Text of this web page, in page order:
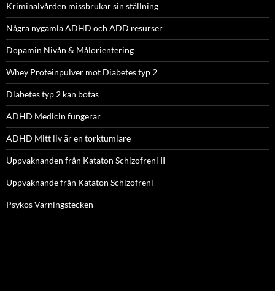
Kriminalvården missbrukar sin ställning
Några nygamla ADHD och ADD resurser
Dopamin Nivån & Målorientering
Whey Proteinpulver mot Diabetes typ 2
Diabetes typ 2 kan botas
ADHD Medicin fungerar
ADHD Mitt liv är en torktumlare
Uppvaknanden från Kataton Schizofreni II
Uppvaknande från Kataton Schizofreni
Psykos Varningstecken